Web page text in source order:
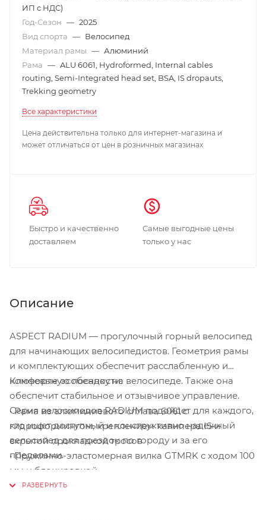
ИП с НДС)
Год-Сезон — 2025
Вид спорта — Велосипед
Материал рамы — Алюминий
Рама — ALU 6061, Hydroformed, Internal cables
routing, Semi-Integrated head set, BSA, IS dropauts,
Trekking geometry
Все характеристики
Цена действительна только для интернет-магазина и
может отличаться от цен в розничных магазинах
Быстро и качественно
доставляем
Самые выгодные цены
только у нас
Описание
ASPECT RADIUM — прогулочный горный велосипед
для начинающих велосипедистов. Геометрия рамы
и комплектующих обеспечит расслабленную и
комфортную посадку на велосипеде. Также она
обеспечит стабильное и отзывчивое управление.
Серия велосипедов RADIUM подойдет для каждого,
кто ищет доступный и конструктивно надежный
велосипед для поездок по городу и за его
пределами.
Ключевые особенности:
• Рама из алюминиевого сплава 6061 с
гидроформингом, креплением калипера IS и
скрытой прокладкой тросов
• Пружинно-эластомерная вилка GTMRK с ходом 100
мм и блокировкой
• Маневренные колеса 26" на двойных алюминиевых